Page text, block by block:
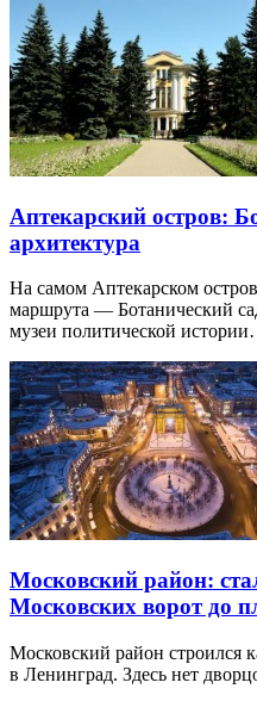
Аптекарский остров:
архитектура
На самом Аптекарском
маршрута — Ботанический
музеи политической
Московский район:
Московских ворот до
Московский район строился
в Ленинград. Здесь нет